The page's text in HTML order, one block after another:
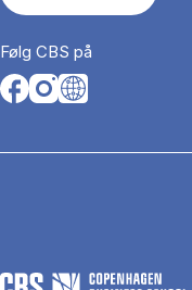
Følg CBS på
Opens in a new tab
Opens in a new tab
Opens in a new tab